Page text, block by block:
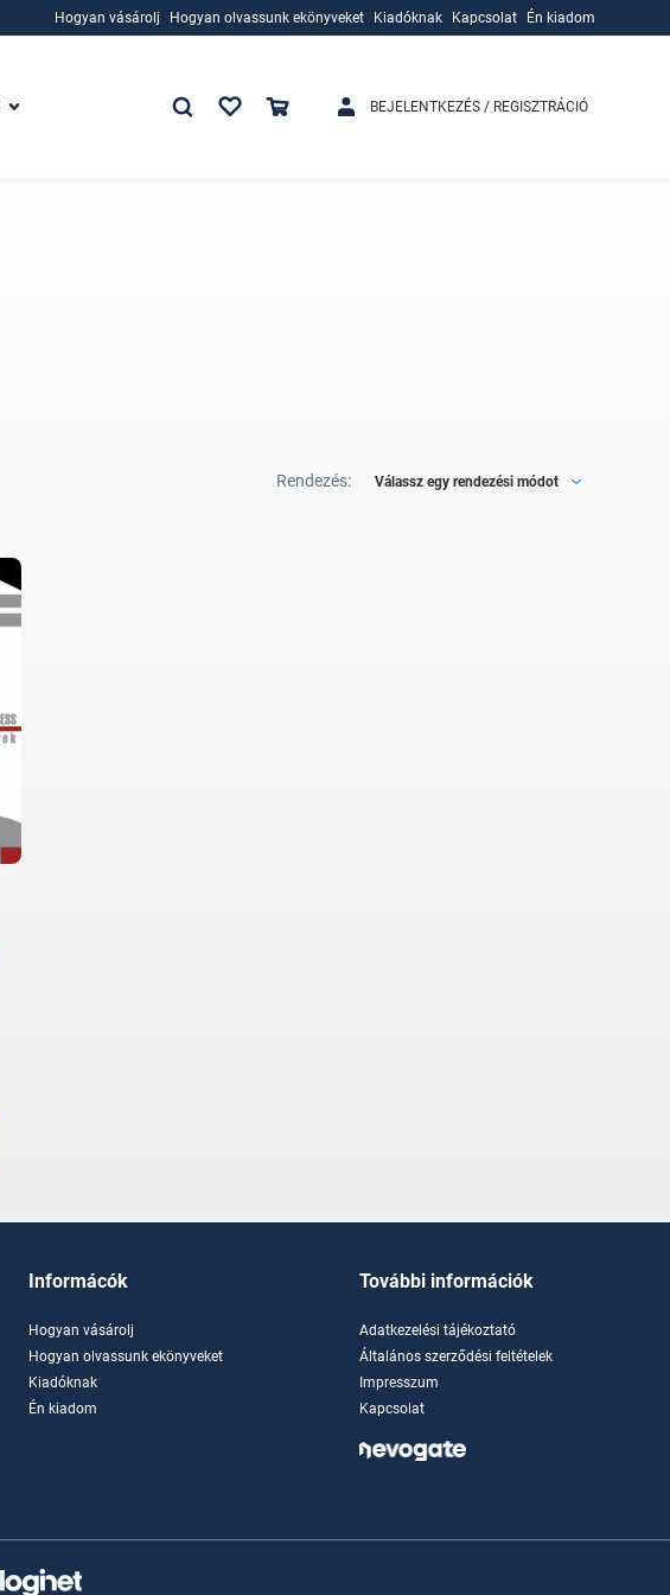
Hogyan vásárolj
Hogyan olvassunk ekönyveket
Kiadóknak
Kapcsolat Én kiadom
BEJELENTKEZÉS / REGISZTRÁCIÓ
Rendezés: Válassz egy rendezési módot
Informácók
Hogyan vásárolj
Hogyan olvassunk ekönyveket
Kiadóknak
Én kiadom
További információk
Adatkezelési tájékoztató
Általános szerződési feltételek
Impresszum
Kapcsolat